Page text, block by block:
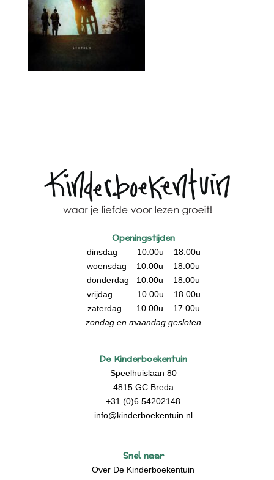
Openingstijden
dinsdag 10.00u – 18.00u
woensdag 10.00u – 18.00u
donderdag 10.00u – 18.00u
vrijdag 10.00u – 18.00u
zaterdag 10.00u – 17.00u
zondag en maandag gesloten
De Kinderboekentuin
Speelhuislaan 80
4815 GC Breda
+31 (0)6 54202148
info@kinderboekentuin.nl
Snel naar
Over De Kinderboekentuin